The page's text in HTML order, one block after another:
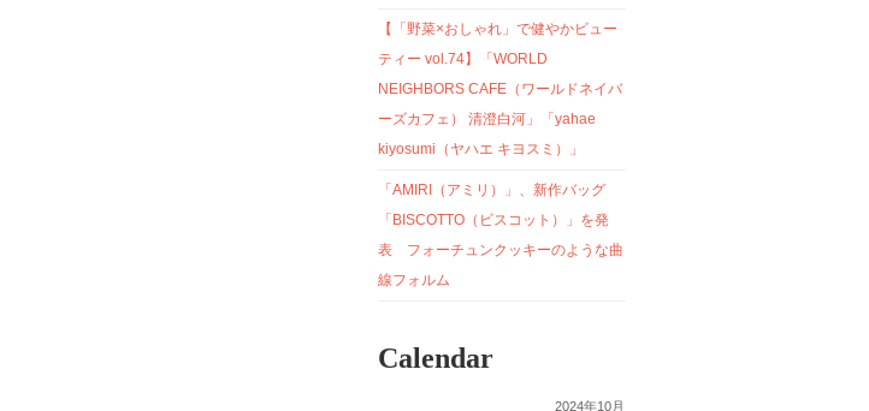
【「野菜×おしゃれ」で健やかビュー
ティー vol.74】「WORLD
NEIGHBORS CAFE（ワールドネイバ
ーズカフェ） 清澄白河」「yahae
kiyosumi（ヤハエ キヨスミ）」
「AMIRI（アミリ）」、新作バッグ
「BISCOTTO（ビスコット）」を発
表 フォーチュンクッキーのような曲
線フォルム
Calendar
2024年10月